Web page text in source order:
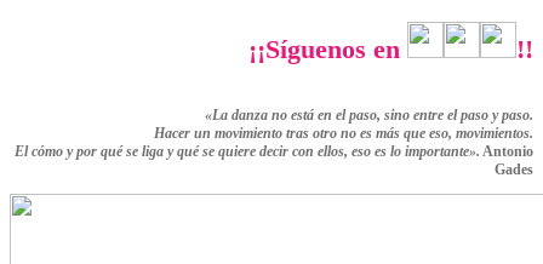
¡¡Síguenos en !!
«La danza no está en el paso, sino entre el paso y paso.
Hacer un movimiento tras otro no es más que eso, movimientos.
El cómo y por qué se liga y qué se quiere decir con ellos, eso es lo importante». Antonio
Gades